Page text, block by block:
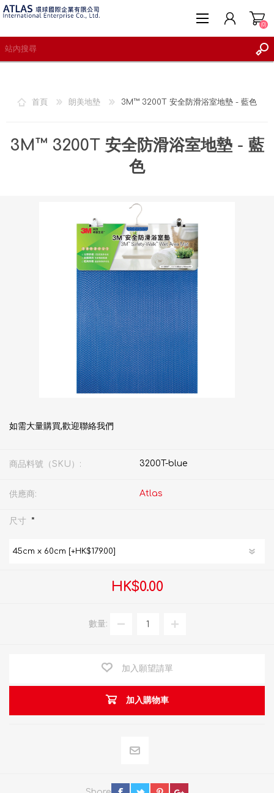
登入
(0)
首頁 朗美地墊 3M™ 3200T 安全防滑浴室地墊 - 藍色
3M™ 3200T 安全防滑浴室地墊 - 藍
色
如需大量購買,歡迎聯絡我們
商品料號（SKU）: 3200T-blue
供應商: Atlas
尺寸 *
HK$0.00
數量:
加入願望請單
加入購物車